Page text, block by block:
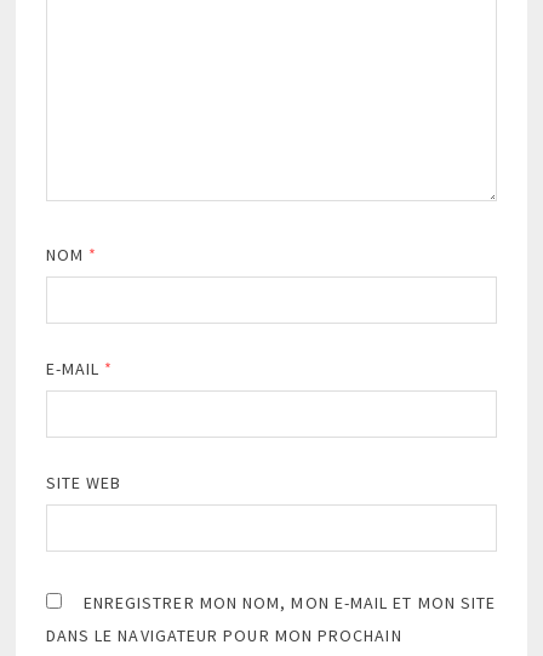
NOM *
E-MAIL *
SITE WEB
ENREGISTRER MON NOM, MON E-MAIL ET MON SITE
DANS LE NAVIGATEUR POUR MON PROCHAIN